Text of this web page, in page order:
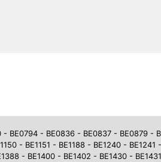
BE0794 - BE0836 - BE0837 - BE0879 -
- BE1151 - BE1188 - BE1240 -
- BE1400 - BE1402 - BE1430 -